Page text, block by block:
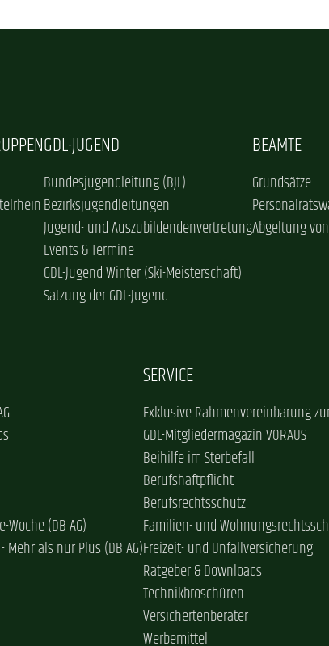
GDL-JUGEND
Bundesjugendleitung (BJL)
Bezirksjugendleitungen
Jugend- und Auszubildendenvertretung
Events & Termine
GDL-Jugend Winter (Ski-Meisterschaft)
Satzung der GDL-Jugend
BEAMTE
Grundsätze
Abgeltung
Woche (DB AG)
als nur Plus (DB AG)
SERVICE
Exklusive Rahmenvereinbarung
GDL-Mitgliedermagazin VORAUS
Beihilfe im Sterbefall
Berufshaftpflicht
Berufsrechtsschutz
Familien- und
Freizeit- und Unfallversicherung
Ratgeber & Downloads
Technikbroschüren
Versichertenberater
Werbemittel